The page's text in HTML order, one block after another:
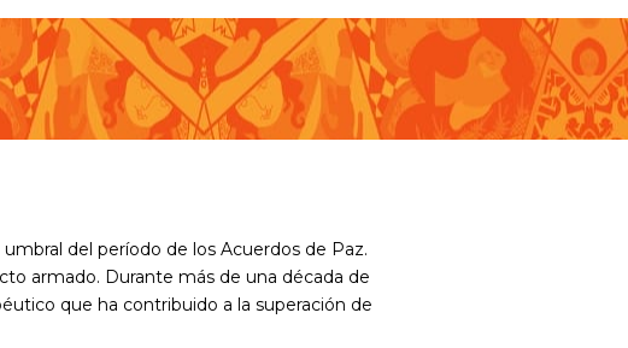
del período de los Acuerdos de Paz.
armado. Durante más de una década de
que ha contribuido a la superación de